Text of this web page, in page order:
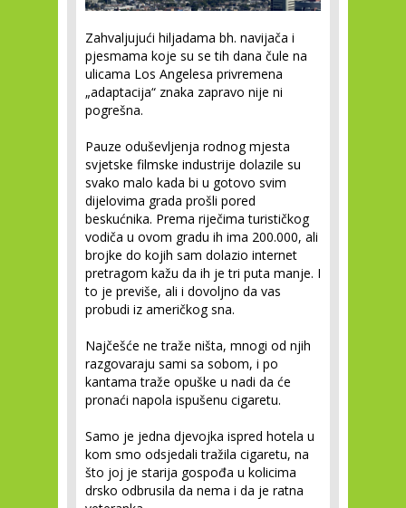
Zahvaljujući hiljadama bh. navijača i
pjesmama koje su se tih dana čule na
ulicama Los Angelesa privremena
„adaptacija“ znaka zapravo nije ni
pogrešna.
Pauze oduševljenja rodnog mjesta
svjetske filmske industrije dolazile su
svako malo kada bi u gotovo svim
dijelovima grada prošli pored
beskućnika. Prema riječima turističkog
vodiča u ovom gradu ih ima 200.000, ali
brojke do kojih sam dolazio internet
pretragom kažu da ih je tri puta manje. I
to je previše, ali i dovoljno da vas
probudi iz američkog sna.
Najčešće ne traže ništa, mnogi od njih
razgovaraju sami sa sobom, i po
kantama traže opuške u nadi da će
pronaći napola ispušenu cigaretu.
Samo je jedna djevojka ispred hotela u
kom smo odsjedali tražila cigaretu, na
što joj je starija gospođa u kolicima
drsko odbrusila da nema i da je ratna